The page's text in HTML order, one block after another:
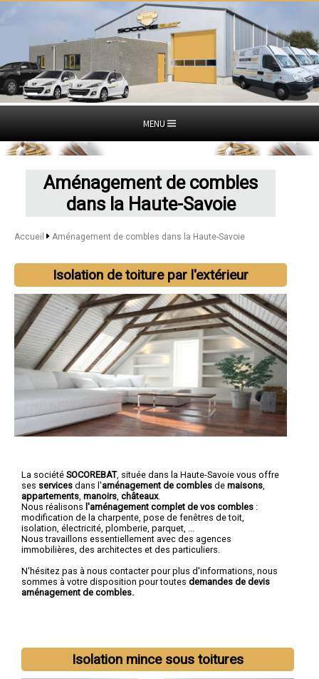
MENU
Aménagement de combles
dans la Haute-Savoie
Accueil Aménagement de combles dans la Haute-Savoie
Isolation de toiture par l'extérieur
La société SOCOREBAT, située dans la Haute-Savoie vous offre
ses services dans l'aménagement de combles de maisons
appartements manoirs châteaux.
Nous réalisons l'aménagement complet de vos combles :
modification de la charpente, pose de fenêtres de toit,
isolation, électricité, plomberie, parquet, ...
Nous travaillons essentiellement avec des agences
immobilières, des architectes et des particuliers.
N'hésitez pas à nous contacter pour plus d'informations, nous
sommes à votre disposition pour toutes demandes de devis
aménagement de combles.
Isolation mince sous toitures